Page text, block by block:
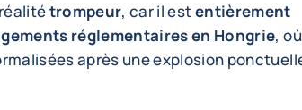
trompeur, car il estentièrement
réglementaires en Hongrie,
après une explosion